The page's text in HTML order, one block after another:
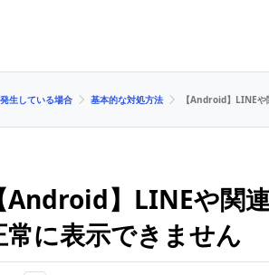
生している場合 基本的な対処方法 【Android】LINE
Android】LINEや関
常に表示できません